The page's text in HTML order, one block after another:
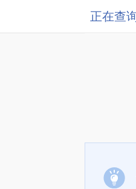
正在查